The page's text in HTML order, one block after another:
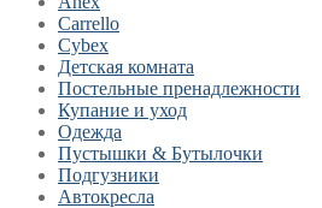
Carrello
Cybex
Детская комната
Постельные пренадлежности
Купание и уход
Одежда
Пустышки & Бутылочки
Подгузники
Автокресла